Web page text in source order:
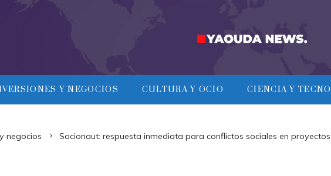
Y NEGOCIOS CULTURA Y OCIO CIENCIA Y
negocios Socionaut: respuesta inmediata para conflictos sociales en